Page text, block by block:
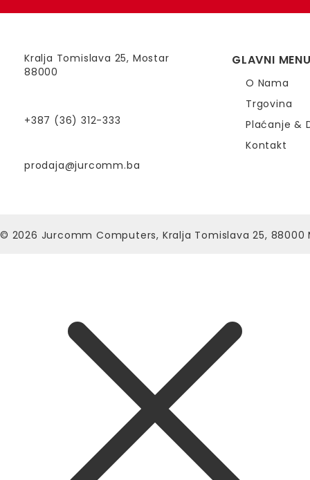
Kralja Tomislava 25, Mostar
88000
+387 (36) 312-333
prodaja@jurcomm.ba
GLAVNI
O Nama
Trgovina
Plaćanje &
Kontakt
© 2026 Jurcomm Computers, Kralja Tomislava 25, 88000